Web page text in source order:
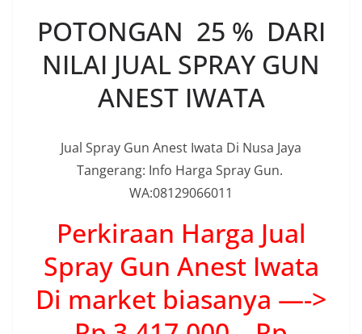
POTONGAN 25 % DARI
NILAI JUAL SPRAY GUN
ANEST IWATA
Jual Spray Gun Anest Iwata Di Nusa Jaya
Tangerang: Info Harga Spray Gun.
WA:08129066011
Perkiraan Harga Jual
Spray Gun Anest Iwata
Di market biasanya —->